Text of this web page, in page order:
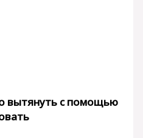
вытянуть с помощью